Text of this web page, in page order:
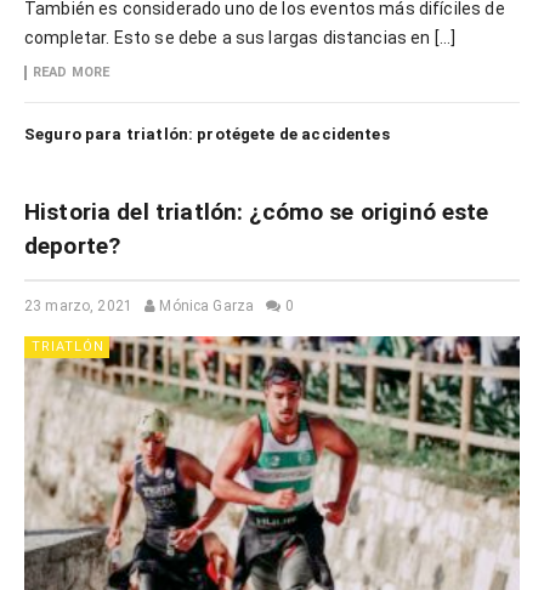
También es considerado uno de los eventos más difíciles de
completar. Esto se debe a sus largas distancias en […]
READ MORE
Seguro para triatlón: protégete de accidentes
Historia del triatlón: ¿cómo se originó este
deporte?
23 marzo, 2021 Mónica Garza 0
TRIATLÓN